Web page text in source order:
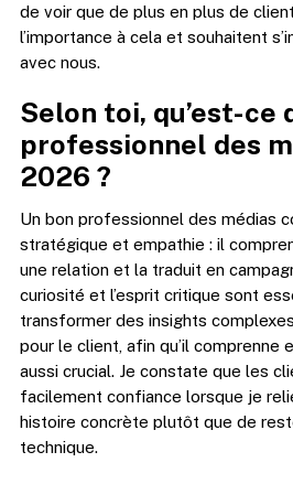
de voir que de plus en plus de
l’importance à cela et souhaitent
avec nous.
Selon toi, qu’est-ce
professionnel des
2026 ?
Un bon professionnel des médias
stratégique et empathie : il
une relation et la traduit en
curiosité et l’esprit critique sont
transformer des insights
pour le client, afin qu’il comprenne
aussi crucial. Je constate que les
facilement confiance lorsque je
histoire concrète plutôt que de
technique.